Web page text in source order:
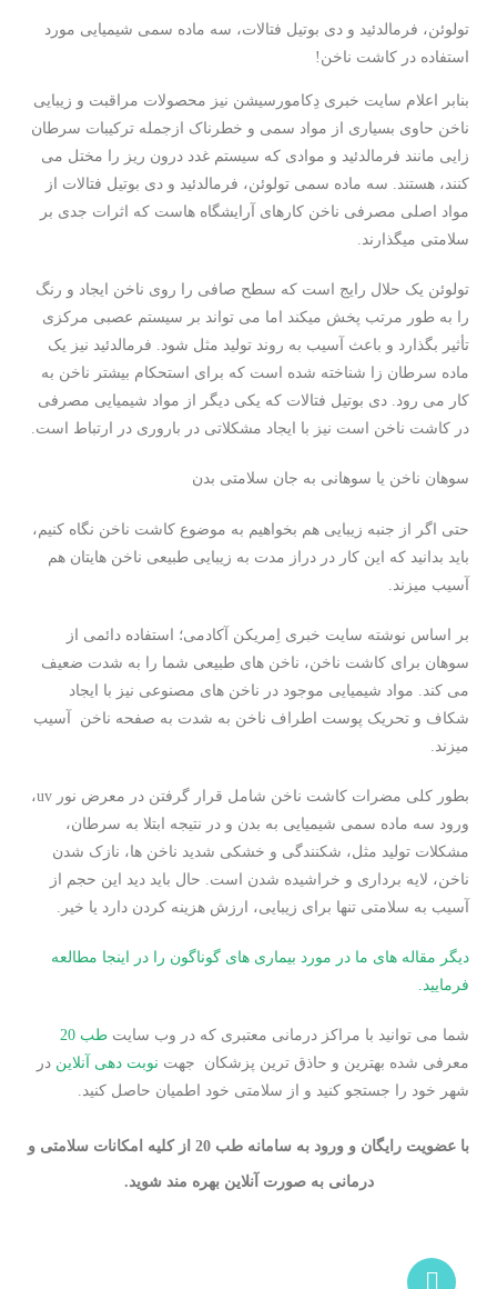
تولوئن، فرمالدئید و دی بوتیل فتالات، سه ماده سمی شیمیایی مورد
استفاده در کاشت ناخن!
بنابر اعلام سایت خبری دِکامورسیشن نیز محصولات مراقبت و زیبایی
ناخن حاوی بسیاری از مواد سمی و خطرناک ازجمله ترکیبات سرطان
زایی مانند فرمالدئید و موادی که سیستم غدد درون ریز را مختل می
کنند، هستند. سه ماده سمی تولوئن، فرمالدئید و دی بوتیل فتالات از
مواد اصلی مصرفی ناخن کارهای آرایشگاه هاست که اثرات جدی بر
سلامتی میگذارند.
تولوئن یک حلال رایج است که سطح صافی را روی ناخن ایجاد و رنگ
را به طور مرتب پخش میکند اما می تواند بر سیستم عصبی مرکزی
تأثیر بگذارد و باعث آسیب به روند تولید مثل شود. فرمالدئید نیز یک
ماده سرطان زا شناخته شده است که برای استحکام بیشتر ناخن به
کار می رود. دی بوتیل فتالات که یکی دیگر از مواد شیمیایی مصرفی
در کاشت ناخن است نیز با ایجاد مشکلاتی در باروری در ارتباط است.
سوهان ناخن یا سوهانی به جان سلامتی بدن
حتی اگر از جنبه زیبایی هم بخواهیم به موضوع کاشت ناخن نگاه کنیم،
باید بدانید که این کار در دراز مدت به زیبایی طبیعی ناخن هایتان هم
آسیب میزند.
بر اساس نوشته سایت خبری اِمریکن آکادمی؛ استفاده دائمی از
سوهان برای کاشت ناخن، ناخن های طبیعی شما را به شدت ضعیف
می کند. مواد شیمیایی موجود در ناخن های مصنوعی نیز با ایجاد
شکاف و تحریک پوست اطراف ناخن به شدت به صفحه ناخن آسیب
میزند.
بطور کلی مضرات کاشت ناخن شامل قرار گرفتن در معرض نور uv،
ورود سه ماده سمی شیمیایی به بدن و در نتیجه ابتلا به سرطان،
مشکلات تولید مثل، شکنندگی و خشکی شدید ناخن ها، نازک شدن
ناخن، لایه برداری و خراشیده شدن است. حال باید دید این حجم از
آسیب به سلامتی تنها برای زیبایی، ارزش هزینه کردن دارد یا خیر.
دیگر مقاله های ما در مورد بیماری های گوناگون را در اینجا مطالعه
فرمایید.
شما می توانید با مراکز درمانی معتبری که در وب سایت طب 20
معرفی شده بهترین و حاذق ترین پزشکان جهت نوبت دهی آنلاین در
شهر خود را جستجو کنید و از سلامتی خود اطمیان حاصل کنید.
با عضویت رایگان و ورود به سامانه طب 20 از کلیه امکانات سلامتی و
درمانی به صورت آنلاین بهره مند شوید.